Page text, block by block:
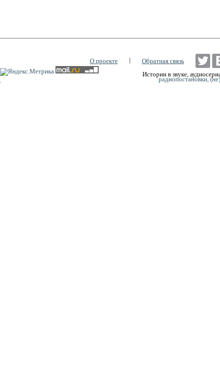
О проекте |
Обратная связь
Истории в звуке,
радиопостановки,